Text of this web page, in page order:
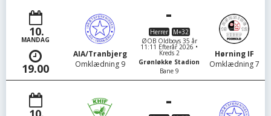
10.
MANDAG
19.00
AIA/Tranbjerg
Omklædning 9
-
Herrer
M+32
ØOB Oldboys 35 år
11:11 Efterår 2026 •
Kreds 2
Grønløkke Stadion
Bane 9
Hørning IF
Omklædning 7
-